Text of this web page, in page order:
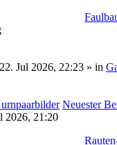
Jul 2026, 22:23 » in
Neuester
2026, 21:20